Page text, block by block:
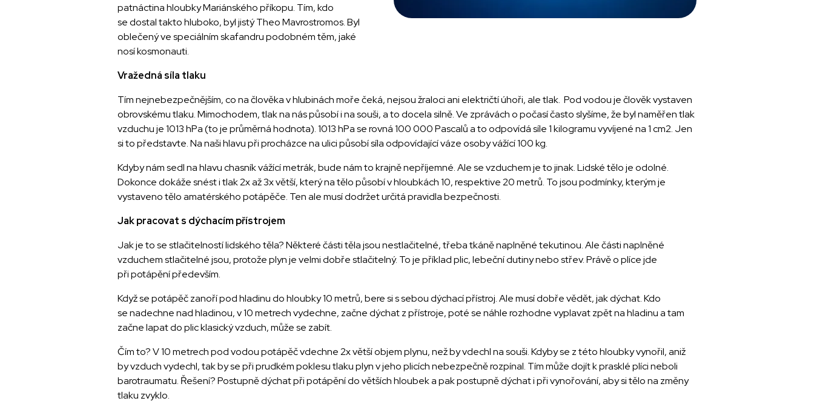
patnáctina hloubky Mariánského příkopu. Tím, kdo
se dostal takto hluboko, byl jistý Theo Mavrostromos. Byl
oblečený ve speciálním skafandru podobném těm, jaké
nosí kosmonauti.
Vražedná síla tlaku
Tím nejnebezpečnějším, co na člověka v hlubinách moře čeká, nejsou žraloci ani električtí úhoři, ale tlak. Pod vodou je člověk vystaven
obrovskému tlaku. Mimochodem, tlak na nás působí i na souši, a to docela silně. Ve zprávách o počasí často slyšíme, že byl naměřen tlak
vzduchu je 1013 hPa (to je průměrná hodnota). 1013 hPa se rovná 100 000 Pascalů a to odpovídá síle 1 kilogramu vyvíjené na 1 cm2. Jen
si to představte. Na naši hlavu při procházce na ulici působí síla odpovídající váze osoby vážící 100 kg.
Kdyby nám sedl na hlavu chasník vážící metrák, bude nám to krajně nepříjemné. Ale se vzduchem je to jinak. Lidské tělo je odolné.
Dokonce dokáže snést i tlak 2x až 3x větší, který na tělo působí v hloubkách 10, respektive 20 metrů. To jsou podmínky, kterým je
vystaveno tělo amatérského potápěče. Ten ale musí dodržet určitá pravidla bezpečnosti.
Jak pracovat s dýchacím přístrojem
Jak je to se stlačitelností lidského těla? Některé části těla jsou nestlačitelné, třeba tkáně naplněné tekutinou. Ale části naplněné
vzduchem stlačitelné jsou, protože plyn je velmi dobře stlačitelný. To je příklad plic, lebeční dutiny nebo střev. Právě o plíce jde
při potápění především.
Když se potápěč zanoří pod hladinu do hloubky 10 metrů, bere si s sebou dýchací přístroj. Ale musí dobře vědět, jak dýchat. Kdo
se nadechne nad hladinou, v 10 metrech vydechne, začne dýchat z přístroje, poté se náhle rozhodne vyplavat zpět na hladinu a tam
začne lapat do plic klasický vzduch, může se zabít.
Čím to? V 10 metrech pod vodou potápěč vdechne 2x větší objem plynu, než by vdechl na souši. Kdyby se z této hloubky vynořil, aniž
by vzduch vydechl, tak by se při prudkém poklesu tlaku plyn v jeho plicích nebezpečně rozpínal. Tím může dojít k prasklé plíci neboli
barotraumatu. Řešení? Postupně dýchat při potápění do větších hloubek a pak postupně dýchat i při vynořování, aby si tělo na změny
tlaku zvyklo.